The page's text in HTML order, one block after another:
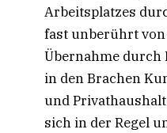
Arbeitsplatzes
fast unberührt
Übernahme durch
in den Brachen
und
sich in der Regel